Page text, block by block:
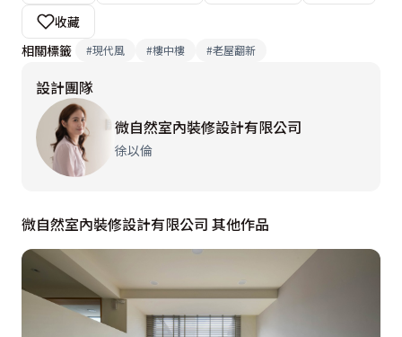
客廳電視主牆以15度V型斜貼梧桐木紋造型，增添挑高空
間的趣味性，自外推窗撒落的光線，均勻的佈滿客廳。沙
為引領樓梯動線的暗示元素。
二樓樓梯以沖孔鐵件作為圍欄，可隨意懸掛植物呈現了自
然的綠意生活。二樓書房採用大片透明的推拉門設計，拉
由於二樓樓高較矮，且雙面有主梁，書房以鏡面書櫃擴大
空間感。客臥室由於空間較小，也以側掀床的方式應對臨
時訪客的居住需求。
收藏
相關標籤
#現代風 #樓中樓 #老屋翻新
設計團隊
微自然室內裝修設計有限公司
徐以倫
微自然室內裝修設計有限公司 其他作品